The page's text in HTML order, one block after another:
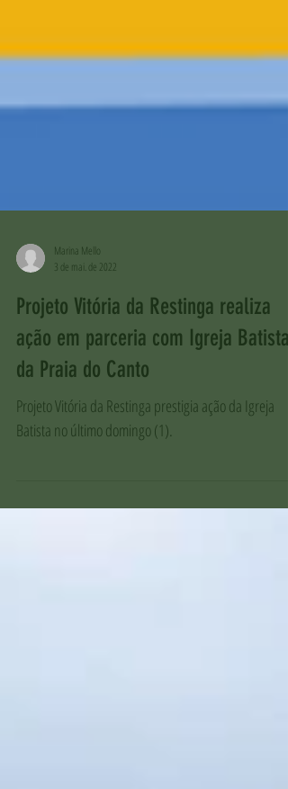
Marina Mello
3 de mai. de 2022
Projeto Vitória da Restinga realiza
ação em parceria com Igreja Batista
Projeto Vitória da Restinga prestigia ação da Igreja